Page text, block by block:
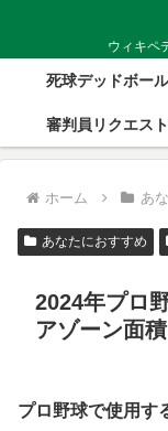
ウィキペ
死球デッドボー
審判員リクエス
ホーム あ
あなたにおすすめ
2024年プロ
アゾーン面積
プロ野球で使用す